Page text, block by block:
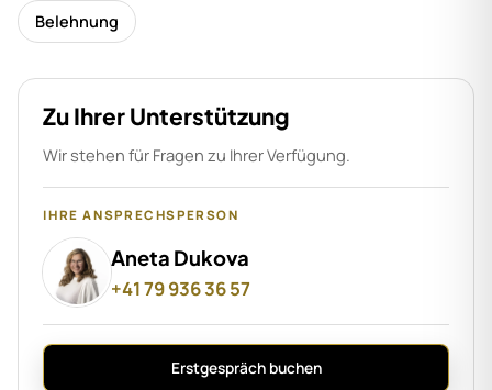
Belehnung
Zu Ihrer Unterstützung
Wir stehen für Fragen zu Ihrer Verfügung.
IHRE ANSPRECHSPERSON
Aneta Dukova
+41 79 936 36 57
Erstgespräch buchen